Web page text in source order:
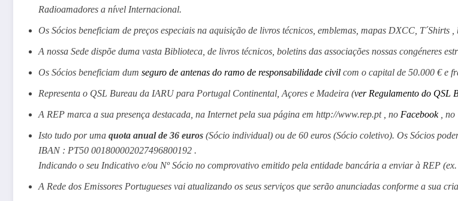
Radioamadores a nível Internacional.
Os Sócios beneficiam de preços especiais na aquisição de livros técnicos, emblemas, mapas DXCC, T´Shirts ,
A nossa Sede dispõe duma vasta Biblioteca, de livros técnicos, boletins das associações nossas congéneres
Os Sócios beneficiam dum seguro de antenas do ramo de responsabilidade civil com o capital de 50.000 € e
Representa o QSL Bureau da IARU para Portugal Continental, Açores e Madeira (ver Regulamento do QSL
A REP marca a sua presença destacada, na Internet pela sua página em http://www.rep.pt , no Facebook , no
Isto tudo por uma quota anual de 36 euros (Sócio individual) ou de 60 euros (Sócio coletivo). Os Sócios
IBAN : PT50 001800002027496800192 .
Indicando o seu Indicativo e/ou Nº Sócio no comprovativo emitido pela entidade bancária a enviar à REP
A Rede dos Emissores Portugueses vai atualizando os seus serviços que serão anunciadas conforme a sua